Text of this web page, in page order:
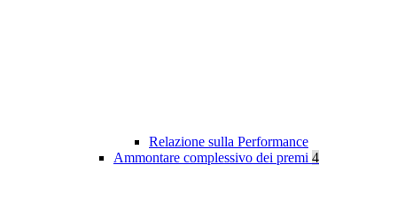
Relazione sulla Performance
Ammontare complessivo dei premi 4